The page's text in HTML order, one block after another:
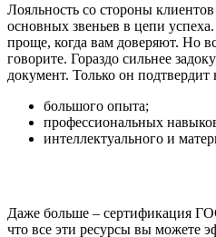
Лояльность со стороны
основных звеньев в цепи
проще, когда вам доверяют. Но
говорите. Гораздо сильнее
документ. Только он подтвердит
большого опыта;
профессиональных
интеллектуального и
Даже больше – сертификация
что все эти ресурсы вы можете